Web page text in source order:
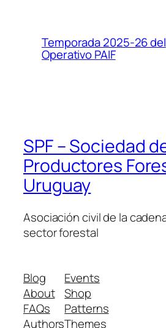
Temporada 2025-26 del
Operativo PAIF
SPF – Sociedad
Productores
Uruguay
Asociación civil de la
sector forestal
Blog
About
FAQs
Authors
Events
Shop
Patterns
Themes